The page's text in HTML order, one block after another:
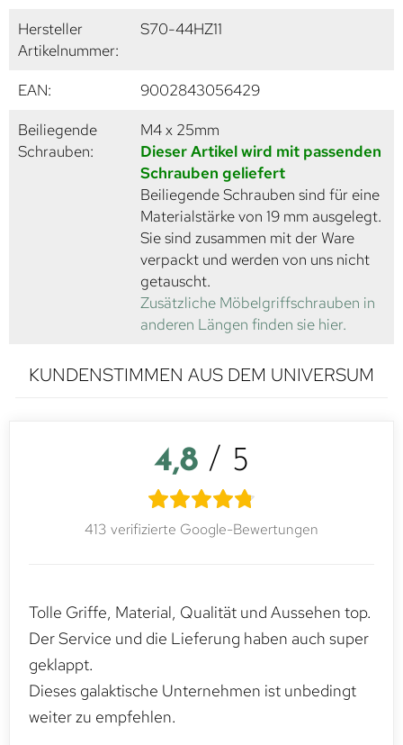
Hersteller
Artikelnummer:
S70-44HZ11
EAN:
9002843056429
Beiliegende
Schrauben:
M4 x 25mm
Dieser Artikel wird mit passenden
Schrauben geliefert
Beiliegende Schrauben sind für eine
Materialstärke von 19 mm ausgelegt.
Sie sind zusammen mit der Ware
verpackt und werden von uns nicht
getauscht.
Zusätzliche Möbelgriffschrauben in
anderen Längen finden sie hier.
KUNDENSTIMMEN AUS DEM UNIVERSUM
4,8 / 5
413 verifizierte Google-Bewertungen
Tolle Griffe, Material, Qualität und Aussehen top.
Der Service und die Lieferung haben auch super
geklappt.
Dieses galaktische Unternehmen ist unbedingt
weiter zu empfehlen.